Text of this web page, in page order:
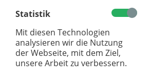
Statistik
Mit diesen Technologien
analysieren wir die Nutzung
der Webseite, mit dem Ziel,
unsere Arbeit zu verbessern.
0221 – 99 88 21-0 oder per Mail unter